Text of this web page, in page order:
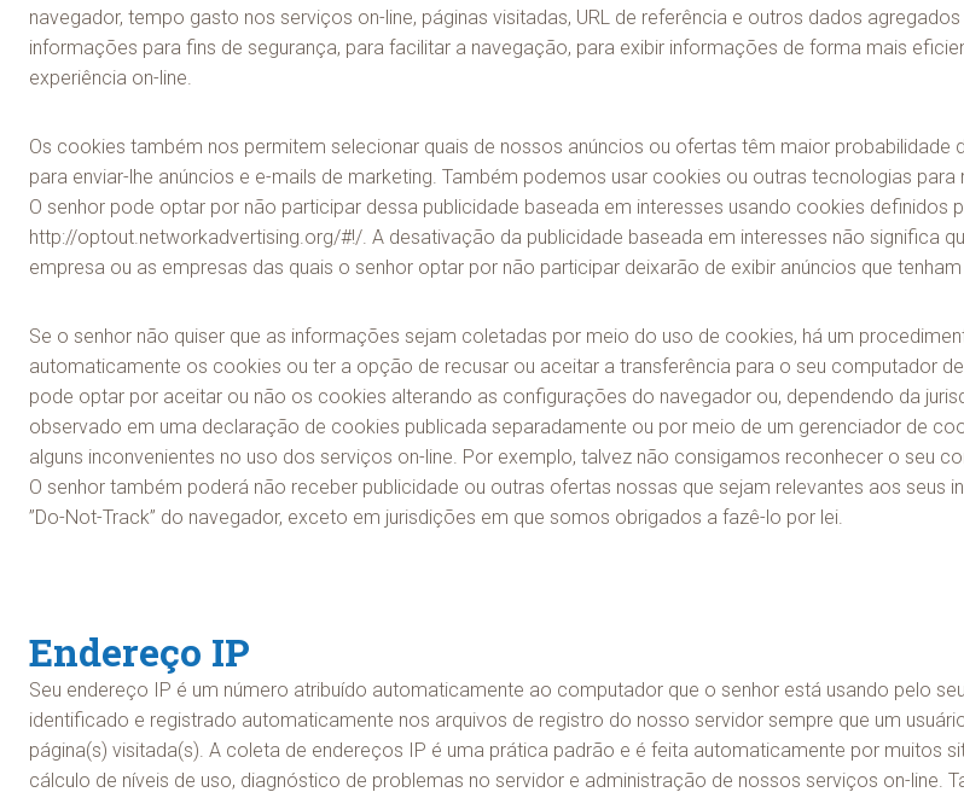
navegador, tempo gasto nos serviços on-line, páginas visitadas, URL de referência e outros dados
informações para fins de segurança, para facilitar a navegação, para exibir informações de forma mais
experiência on-line.
Os cookies também nos permitem selecionar quais de nossos anúncios ou ofertas têm maior probabilidade
para enviar-lhe anúncios e e-mails de marketing. Também podemos usar cookies ou outras tecnologias
O senhor pode optar por não participar dessa publicidade baseada em interesses usando cookies definidos
http://optout.networkadvertising.org/#!/. A desativação da publicidade baseada em interesses não significa
empresa ou as empresas das quais o senhor optar por não participar deixarão de exibir anúncios que
Se o senhor não quiser que as informações sejam coletadas por meio do uso de cookies, há um
automaticamente os cookies ou ter a opção de recusar ou aceitar a transferência para o seu computador
pode optar por aceitar ou não os cookies alterando as configurações do navegador ou, dependendo da
observado em uma declaração de cookies publicada separadamente ou por meio de um gerenciador de
alguns inconvenientes no uso dos serviços on-line. Por exemplo, talvez não consigamos reconhecer o seu
O senhor também poderá não receber publicidade ou outras ofertas nossas que sejam relevantes aos
”Do-Not-Track” do navegador, exceto em jurisdições em que somos obrigados a fazê-lo por lei.
Endereço IP
Seu endereço IP é um número atribuído automaticamente ao computador que o senhor está usando pelo
identificado e registrado automaticamente nos arquivos de registro do nosso servidor sempre que um
página(s) visitada(s). A coleta de endereços IP é uma prática padrão e é feita automaticamente por muitos
cálculo de níveis de uso, diagnóstico de problemas no servidor e administração de nossos serviços on-